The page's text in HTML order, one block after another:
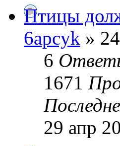
Птицы
6apcyk »
6
1671
29 апр